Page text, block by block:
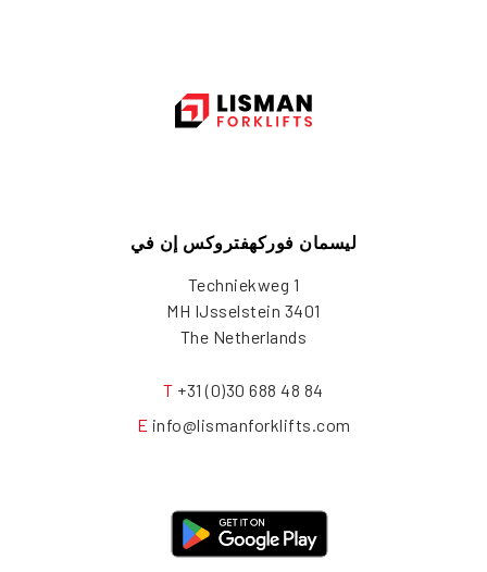
ليسمان فوركهفتروكس إن في
Techniekweg 1
3401 MH IJsselstein
The Netherlands
T +31 (0)30 688 48 84
E info@lismanforklifts.com